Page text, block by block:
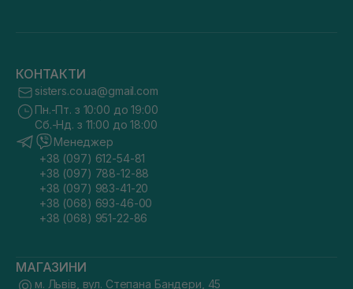
КОНТАКТИ
sisters.co.ua@gmail.com
Пн.-Пт. з 10:00 до 19:00
Сб.-Нд. з 11:00 до 18:00
Менеджер
+38 (097) 612-54-81
+38 (097) 788-12-88
+38 (097) 983-41-20
+38 (068) 693-46-00
+38 (068) 951-22-86
МАГАЗИНИ
м. Львів, вул. Степана Бандери, 45